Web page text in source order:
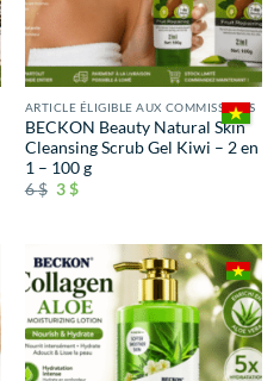
ARTICLE ÉLIGIBLE AUX COMMISSIONS
BECKON Beauty Natural Skin
Cleansing Scrub Gel Kiwi – 2 en
1 – 100 g
6$ 3$